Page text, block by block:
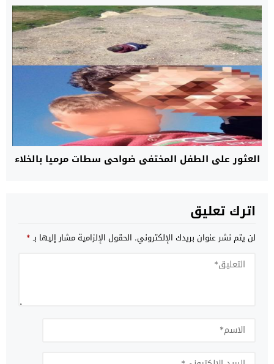
العثور على الطفل المختفي ضواحي سطات مرميا بالخلاء
اترك تعليق
لن يتم نشر عنوان بريدك الإلكتروني. الحقول الإلزامية مشار إليها بـ*